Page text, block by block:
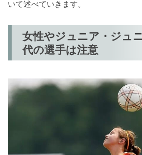
いて述べていきます。
女性やジュニア・ジュ
代の選手は注意